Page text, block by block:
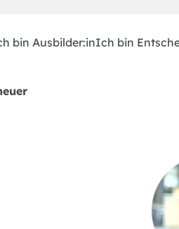
bin Ausbilder:inIch bin